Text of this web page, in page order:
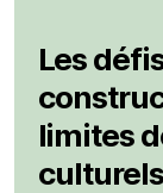
Les
limites
culturels